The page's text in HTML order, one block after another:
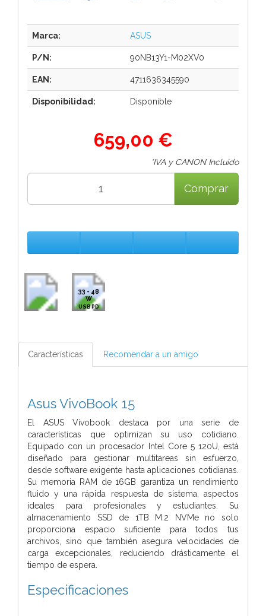
Marca: ASUS
P/N: 90NB13Y1-M02XV0
EAN: 4711636345590
Disponibilidad: Disponible
659,00 €
*IVA y CANON Incluido
Comprar
33 - 48
W
USB PD
Características Recomendar a un amigo
Asus VivoBook 15
El ASUS Vivobook destaca por una serie de
características que optimizan su uso cotidiano.
Equipado con un procesador Intel Core 5 120U, está
diseñado para gestionar multitareas sin esfuerzo,
desde software exigente hasta aplicaciones cotidianas.
Su memoria RAM de 16GB garantiza un rendimiento
fluido y una rápida respuesta de sistema, aspectos
ideales para profesionales y estudiantes. Su
almacenamiento SSD de 1TB M.2 NVMe no solo
proporciona espacio suficiente para todos tus
archivos, sino que también asegura velocidades de
carga excepcionales, reduciendo drásticamente el
tiempo de espera.
Especificaciones